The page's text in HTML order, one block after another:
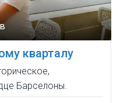
кварталу
Барселоны.